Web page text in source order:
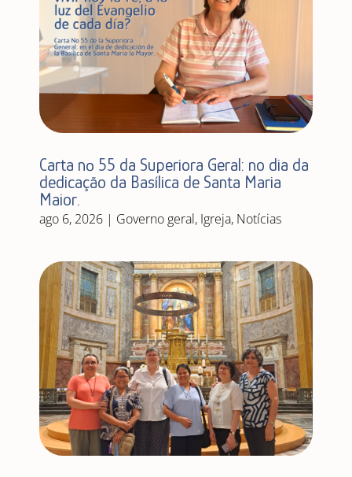
Carta nº 55 da Superiora Geral: no dia da
dedicação da Basílica de Santa Maria
Maior.
ago 6, 2026| Governo geral, Igreja, Notícias